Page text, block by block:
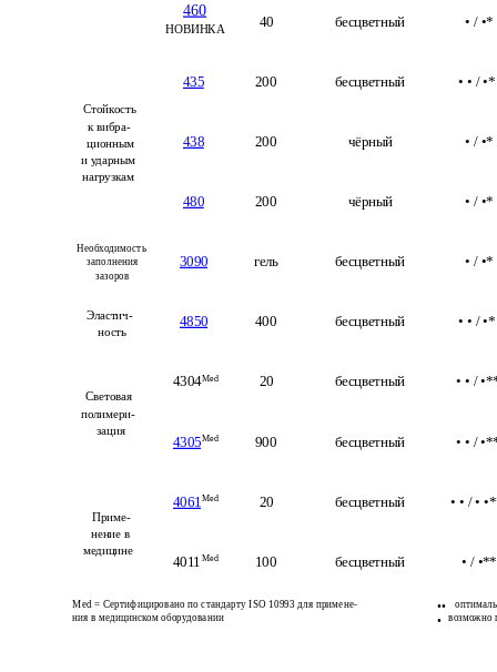
460
Med = Сертифицировано по стандарту ISO 10993 для примене-
ния в медицинском оборудовании
••
• возможно
40 бесцветный • / •*
НОВИНКА
Стойкость
к вибра-
ционным
и ударным
нагрузкам
435 200 бесцветный • • / •*
438 200 чёрный • / •*
480 200 чёрный • / •*
Необходимость
заполнения
зазоров
3090 гель бесцветный • / •*
Эластич-
ность
4850 400 бесцветный • • / •*
Световая
полимери-
зация
4304Med 20 бесцветный • • /
4305Med 900 бесцветный • • /
Приме-
нение в
медицине
4061 Med 20 бесцветный • • / •
4011 Med 100 бесцветный • / •**